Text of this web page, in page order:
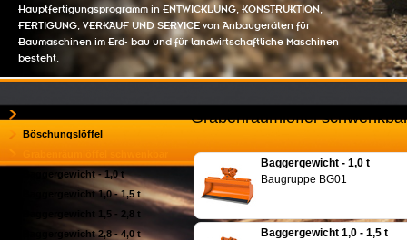
Hauptfertigungsprogramm in ENTWICKLUNG, KONSTRUKTION,
FERTIGUNG, VERKAUF UND SERVICE von Anbaugeräten für
Baumaschinen im Erd- bau und für landwirtschaftliche Maschinen
besteht.
Böschungslöffel
Baggergewicht - 1,0 t
Baggergewicht 1,0 - 1,5 t
Baggergewicht 1,5 - 2,8 t
Baggergewicht 2,8 - 4,0 t
Grabenräumlöffel
Baggergewicht - 1,0 t
Baugruppe BG01
Baggergewicht 1,0 - 1,5 t